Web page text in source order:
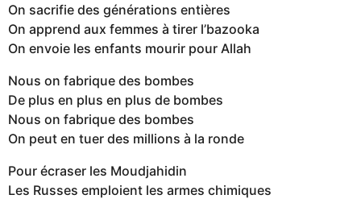
On sacrifie des générations entières
On apprend aux femmes à tirer l’bazooka
On envoie les enfants mourir pour Allah
Nous on fabrique des bombes
De plus en plus en plus de bombes
Nous on fabrique des bombes
On peut en tuer des millions à la ronde
Pour écraser les Moudjahidin
Les Russes emploient les armes chimiques